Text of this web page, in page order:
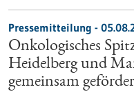
Pressemitteilung -
Onkologisches
Heidelberg und
gemeinsam